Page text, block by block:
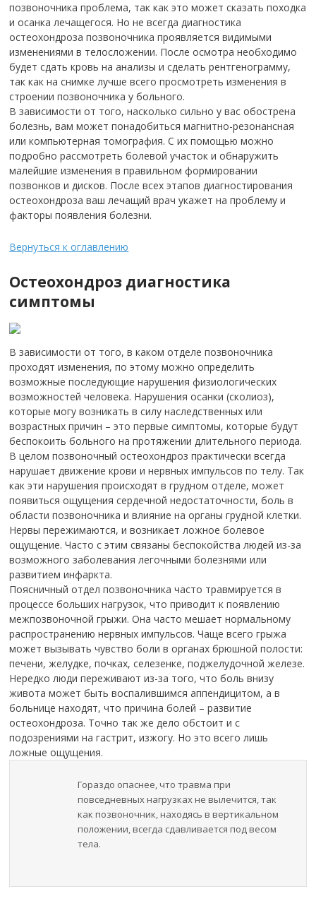
позвоночника проблема, так как это может сказать походка
и осанка лечащегося. Но не всегда диагностика
остеохондроза позвоночника проявляется видимыми
изменениями в телосложении. После осмотра необходимо
будет сдать кровь на анализы и сделать рентгенограмму,
так как на снимке лучше всего просмотреть изменения в
строении позвоночника у больного.
В зависимости от того, насколько сильно у вас обострена
болезнь, вам может понадобиться магнитно-резонансная
или компьютерная томография. С их помощью можно
подробно рассмотреть болевой участок и обнаружить
малейшие изменения в правильном формировании
позвонков и дисков. После всех этапов диагностирования
остеохондроза ваш лечащий врач укажет на проблему и
факторы появления болезни.
Вернуться к оглавлению
Остеохондроз диагностика
симптомы
В зависимости от того, в каком отделе позвоночника
проходят изменения, по этому можно определить
возможные последующие нарушения физиологических
возможностей человека. Нарушения осанки (сколиоз),
которые могу возникать в силу наследственных или
возрастных причин – это первые симптомы, которые будут
беспокоить больного на протяжении длительного периода.
В целом позвоночный остеохондроз практически всегда
нарушает движение крови и нервных импульсов по телу. Так
как эти нарушения происходят в грудном отделе, может
появиться ощущения сердечной недостаточности, боль в
области позвоночника и влияние на органы грудной клетки.
Нервы пережимаются, и возникает ложное болевое
ощущение. Часто с этим связаны беспокойства людей из-за
возможного заболевания легочными болезнями или
развитием инфаркта.
Поясничный отдел позвоночника часто травмируется в
процессе больших нагрузок, что приводит к появлению
межпозвоночной грыжи. Она часто мешает нормальному
распространению нервных импульсов. Чаще всего грыжа
может вызывать чувство боли в органах брюшной полости:
печени, желудке, почках, селезенке, поджелудочной железе.
Нередко люди переживают из-за того, что боль внизу
живота может быть воспалившимся аппендицитом, а в
больнице находят, что причина болей – развитие
остеохондроза. Точно так же дело обстоит и с
подозрениями на гастрит, изжогу. Но это всего лишь
ложные ощущения.
Гораздо опаснее, что травма при
повседневных нагрузках не вылечится, так
как позвоночник, находясь в вертикальном
положении, всегда сдавливается под весом
тела.